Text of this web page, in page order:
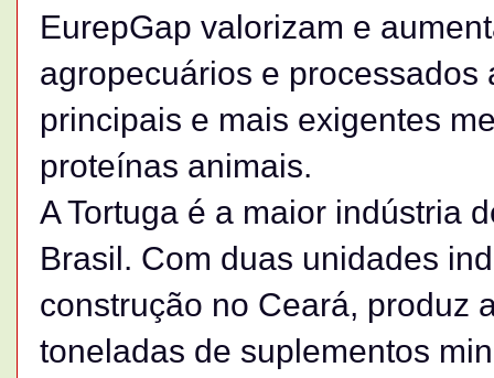
EurepGap valorizam e
agropecuários e
principais e mais exigentes
proteínas animais.
A Tortuga é a maior indústria
Brasil. Com duas unidades
construção no Ceará, produz
toneladas de suplementos